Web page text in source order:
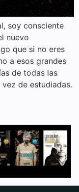
soy consciente
nuevo
que si no eres
a esos grandes
de todas las
de estudiadas.